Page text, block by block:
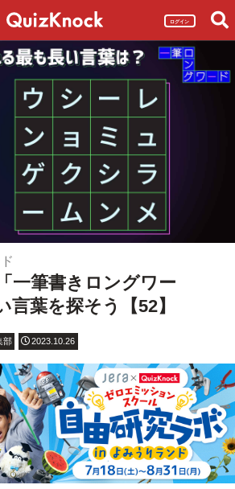
ログイン
一筆書きロングワー
言葉を探そう【52】
部 2023.10.26